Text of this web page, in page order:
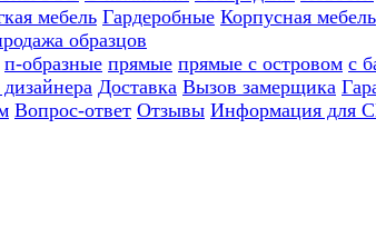
мебель Гардеробные Корпусная мебель
образцов
п-образные прямые прямые с островом с
Доставка Вызов замерщика
Вопрос-ответ Отзывы Информация для